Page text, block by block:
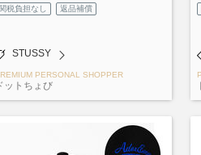
関税負担なし 返品補償
STUSSY
PERSONAL SHOPPER
ットちょび